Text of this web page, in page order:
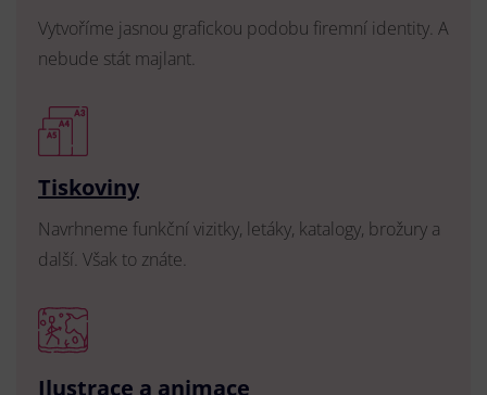
Vytvoříme jasnou grafickou podobu firemní identity. A
nebude stát majlant.
Tiskoviny
Navrhneme funkční vizitky, letáky, katalogy, brožury a
další. Však to znáte.
Ilustrace a animace